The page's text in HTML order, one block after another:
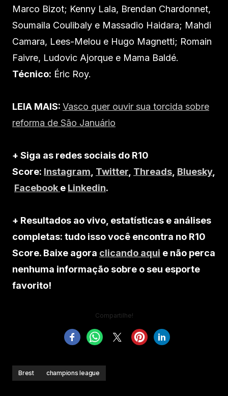
Marco Bizot; Kenny Lala, Brendan Chardonnet,
Soumaila Coulibaly e Massadio Haidara; Mahdi
Camara, Lees-Melou e Hugo Magnetti; Romain
Faivre, Ludovic Ajorque e Mama Baldé.
Técnico: Éric Roy.
LEIA MAIS: Vasco quer ouvir sua torcida sobre
reforma de São Januário
+ Siga as redes sociais do R10
Score: Instagram Twitter Threads Bluesky,
Facebook e Linkedin.
+ Resultados ao vivo, estatísticas e análises
completas: tudo isso você encontra no R10
Score. Baixe agora clicando aqui e não perca
nenhuma informação sobre o seu esporte
favorito!
Compartilhe!
Brest champions league